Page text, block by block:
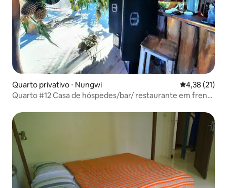
Quarto privativo ⋅ Nungwi 4,38 de uma
4,38 (21)
Quarto #12 Casa de hóspedes/bar/ restaurante em frente